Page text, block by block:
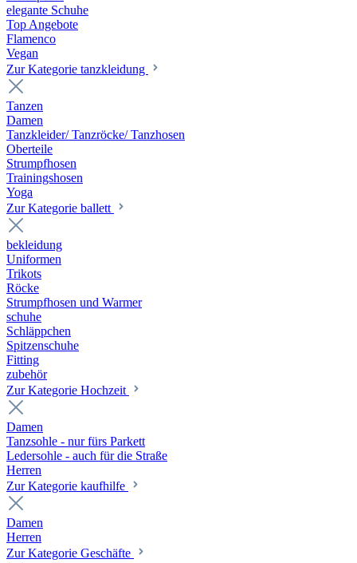
elegante Schuhe
Top Angebote
Flamenco
Vegan
Zur Kategorie tanzkleidung
Tanzen
Damen
Tanzkleider/ Tanzröcke/ Tanzhosen
Oberteile
Strumpfhosen
Trainingshosen
Yoga
Zur Kategorie ballett
bekleidung
Uniformen
Trikots
Röcke
Strumpfhosen und Warmer
schuhe
Schläppchen
Spitzenschuhe
Fitting
zubehör
Zur Kategorie Hochzeit
Damen
Tanzsohle - nur fürs Parkett
Ledersohle - auch für die Straße
Herren
Zur Kategorie kaufhilfe
Damen
Herren
Zur Kategorie Geschäfte